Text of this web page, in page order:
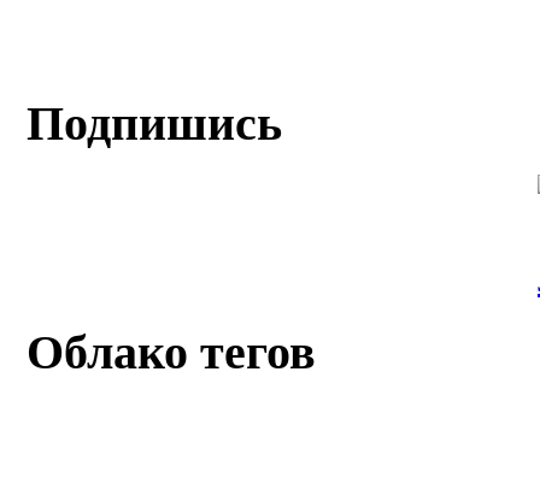
Подпишись
Облако тегов